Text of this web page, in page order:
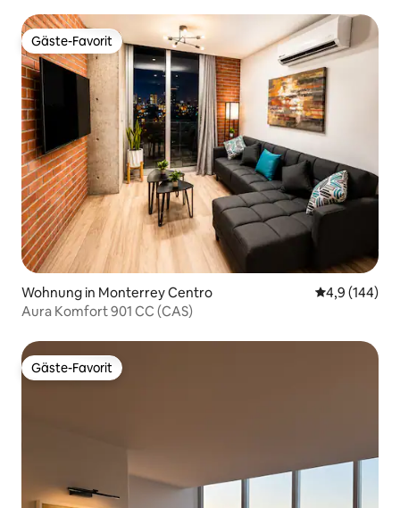
Gäste-Favorit
Gäste-Favorit
Wohnung in Monterrey Centro
4,9 (144)
Aura Komfort 901 CC (CAS)
Gäste-Favorit
Gäste-Favorit